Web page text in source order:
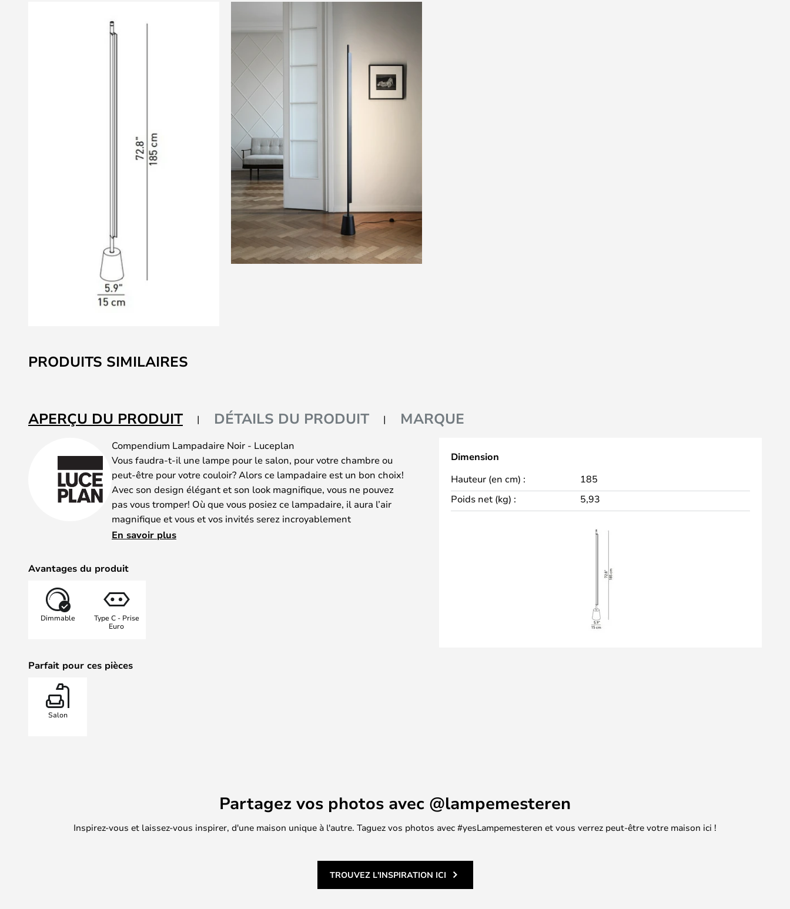
the
the
images
PRODUITS SIMILAIRES
APERÇU DU PRODUIT DÉTAILS DU PRODUIT MARQUE
Compendium Lampadaire Noir - Luceplan
Vous faudra-t-il une lampe pour le salon, pour votre chambre ou
peut-être pour votre couloir? Alors ce lampadaire est un bon choix!
Avec son design élégant et son look magnifique, vous ne pouvez
pas vous tromper! Où que vous posiez ce lampadaire, il aura l’air
magnifique et vous et vos invités serez incroyablement
impressionnés par son bel aspect.
En savoir plus
Avantages du produit
Dimmable
Type C - Prise
Euro
Parfait pour ces pièces
Salon
Dimension
Hauteur (en cm) :
185
Poids net (kg) :
5,93
Partagez vos photos avec @lampemesteren
Inspirez-vous et laissez-vous inspirer, d'une maison unique à l'autre. Taguez vos photos avec #yesLampemesteren et vous verrez peut-être votre maison ici !
TROUVEZ L'INSPIRATION ICI